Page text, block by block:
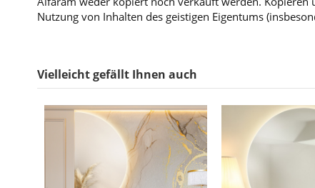
Nutzung von Inhalten des geistigen Eigentums
Vielleicht gefällt Ihnen auch